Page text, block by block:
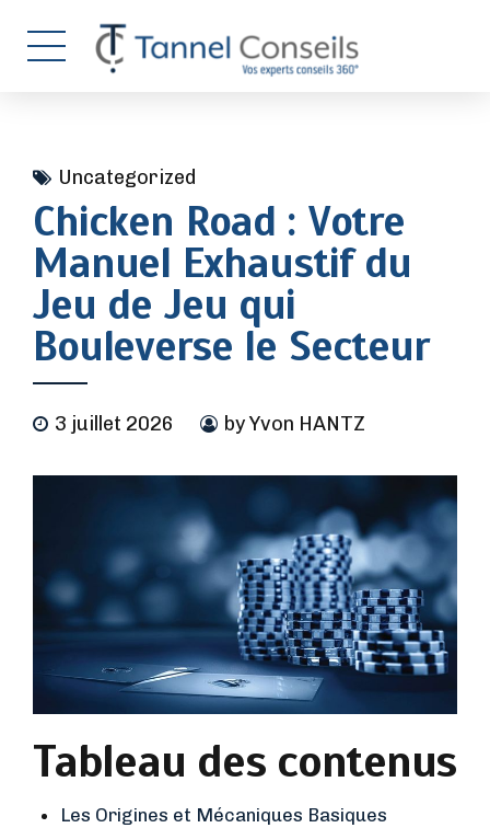
Uncategorized
Chicken Road : Votre
Manuel Exhaustif du
Jeu de Jeu qui
Bouleverse le Secteur
3 juillet 2026 by Yvon HANTZ
Tableau des contenus
Les Origines et Mécaniques Basiques